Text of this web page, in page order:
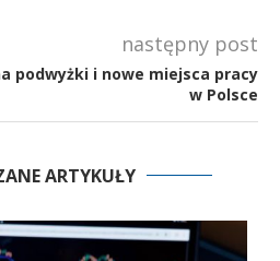
następny post
podwyżki i nowe miejsca pracy
w Polsce
ARTYKUŁY